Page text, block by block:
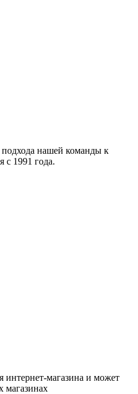
нашей команды к
с 1991 года.
интернет-магазина и может
магазинах